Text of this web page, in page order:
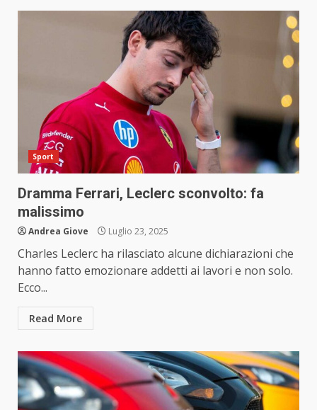
Sport
Dramma Ferrari, Leclerc sconvolto: fa
malissimo
Andrea Giove Luglio 23, 2025
Charles Leclerc ha rilasciato alcune dichiarazioni che
hanno fatto emozionare addetti ai lavori e non solo.
Ecco...
Read More